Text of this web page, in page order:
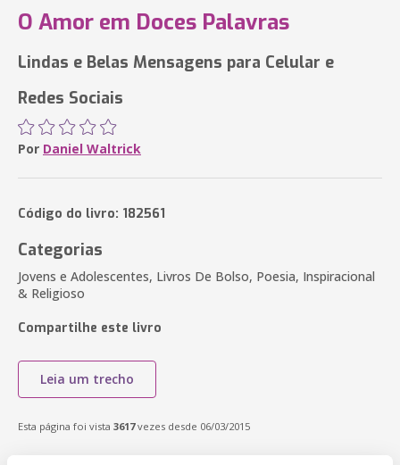
O Amor em Doces Palavras
Lindas e Belas Mensagens para Celular e
Redes Sociais
Por Daniel Waltrick
Código do livro: 182561
Categorias
Jovens e Adolescentes, Livros De Bolso, Poesia, Inspiracional
& Religioso
Compartilhe este livro
Leia um trecho
Esta página foi vista 3617vezes desde 06/03/2015